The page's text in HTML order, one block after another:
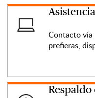
Contacto vía
prefieras,